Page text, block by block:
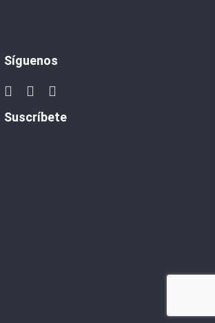
Síguenos
Suscríbete